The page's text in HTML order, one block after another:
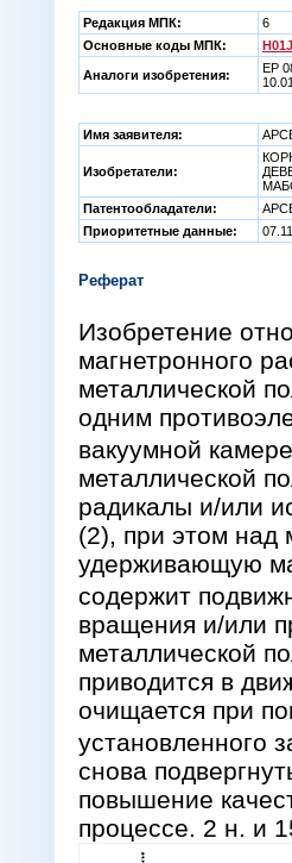
Редакция МПК:
6
Основные коды МПК:
Аналоги изобретения:
ЕР
Имя заявителя:
Изобретатели:
Патентообладатели:
Приоритетные данные:
Реферат
Изобретение
магнетронного
металлической
одним
вакуумной
металлической
радикалы и/или
(2), при этом над
удерживающую
содержит
вращения и/или
металлической
приводится в
очищается при
установленного
снова
повышение
процессе. 2 н. и